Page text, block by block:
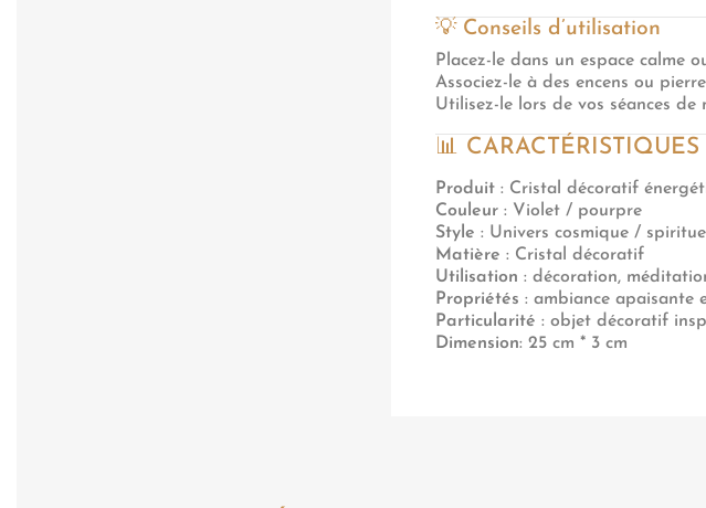
💡 Conseils d’utilisation
Placez-le dans un espace calme
Associez-le à des encens ou
Utilisez-le lors de vos séances de
📊
Produit: Cristal décoratif
Couleur: Violet / pourpre
Style : Univers cosmique /
Matière : Cristal décoratif
Utilisation : décoration,
Propriétés : ambiance apaisante
Particularité : objet décoratif
Dimension: 25 cm * 3 cm